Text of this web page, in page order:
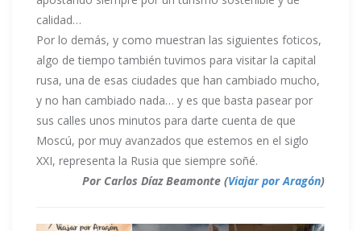
calidad…
Por lo demás, y como muestran las siguientes foticos,
algo de tiempo también tuvimos para visitar la capital
rusa, una de esas ciudades que han cambiado mucho,
y no han cambiado nada… y es que basta pasear por
sus calles unos minutos para darte cuenta de que
Moscú, por muy avanzados que estemos en el siglo
XXI, representa la Rusia que siempre soñé.
Por Carlos Díaz Beamonte (Viajar por Aragón)